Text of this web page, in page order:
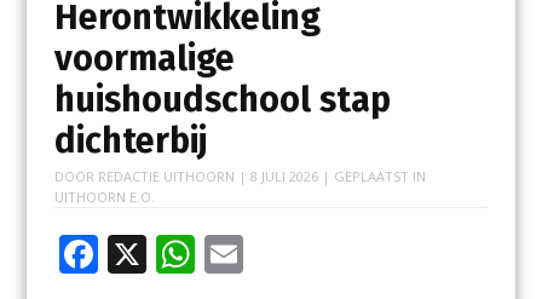
Herontwikkeling
voormalige
huishoudschool stap
dichterbij
DOOR REDACTIE UITHOORN | 8 JULI 2026| GEPLAATST IN
UITHOORN E.O.
F X W E